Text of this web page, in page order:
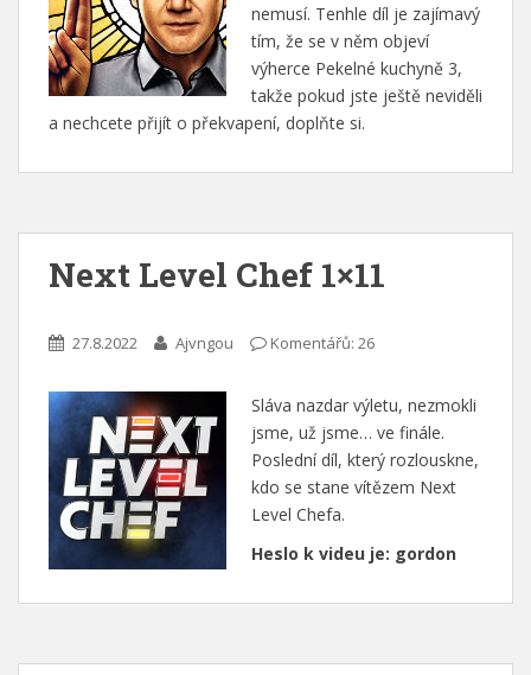
nemusí. Tenhle díl je zajímavý
tím, že se v něm objeví
výherce Pekelné kuchyně 3,
takže pokud jste ještě neviděli
a nechcete přijít o překvapení, doplňte si.
Next Level Chef 1×11
27.8.2022 Ajvngou Komentářů: 26
Sláva nazdar výletu, nezmokli
jsme, už jsme… ve finále.
Poslední díl, který rozlouskne,
kdo se stane vítězem Next
Level Chefa.
Heslo k videu je: gordon